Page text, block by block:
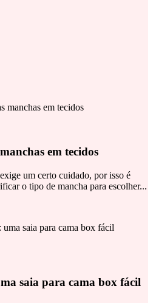
em tecidos
um certo cuidado, por isso é
o tipo de mancha para escolher...
saia para cama box fácil